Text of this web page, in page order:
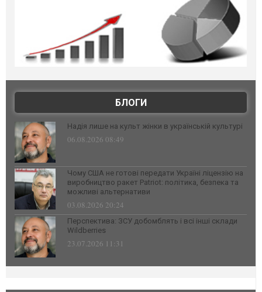
БЛОГИ
Надія лише на культ жінки в українській культурі
06.08.2026 08:49
Чому США не готові передати Україні ліцензію на
виробництво ракет Patriot: політика, безпека та
можливі альтернативи
03.08.2026 20:24
Перспектива: ЗСУ добомблять і всі інші склади
Wildberries
23.07.2026 11:31